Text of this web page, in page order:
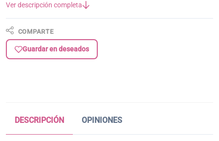
Ver descripción completa
COMPARTE
Guardar en deseados
DESCRIPCIÓN OPINIONES